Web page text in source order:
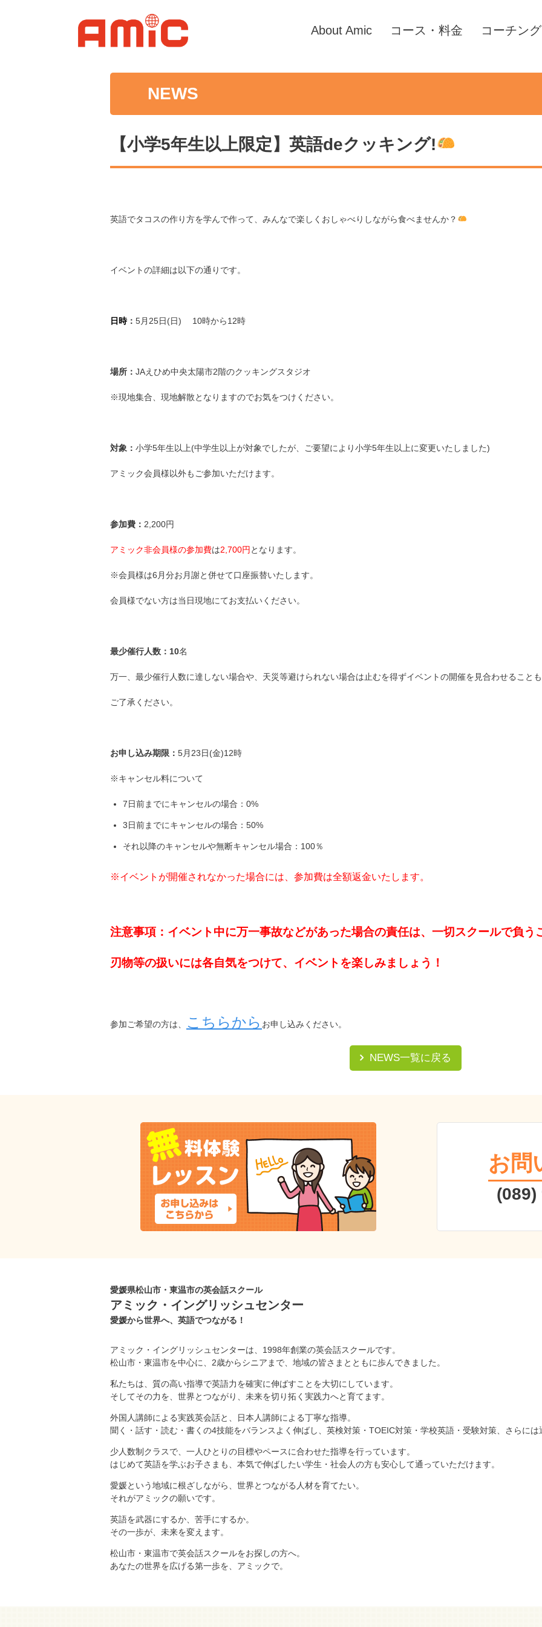
About Amic コース・料金 コーチング
NEWS
【小学5年生以上限定】英語deクッキング!
英語でタコスの作り方を学んで作って、みんなで楽しくおしゃべりしながら食べませんか？
イベントの詳細は以下の通りです。
日時： 5月25日(日) 10時から12時
場所： JAえひめ中央太陽市2階のクッキングスタジオ
※現地集合、現地解散となりますのでお気をつけください。
対象： 小学5年生以上(中学生以上が対象でしたが、ご要望により小学5年生以上に変更いたしました)
アミック会員様以外もご参加いただけます。
参加費： 2,200円
アミック非会員様の参加費は2,700円となります。
※会員様は6月分お月謝と併せて口座振替いたします。
会員様でない方は当日現地にてお支払いください。
最少催行人数：10名
万一、最少催行人数に達しない場合や、天災等避けられない場合は止むを得ずイベントの開催を見合わせることも
ご了承ください。
お申し込み期限： 5月23日(金)12時
※キャンセル料について
7日前までにキャンセルの場合：0%
3日前までにキャンセルの場合：50%
それ以降のキャンセルや無断キャンセル場合：100％
※イベントが開催されなかった場合には、参加費は全額返金いたします。
注意事項：イベント中に万一事故などがあった場合の責任は、一切スクールで負う
刃物等の扱いには各自気をつけて、イベントを楽しみましょう！
参加ご希望の方は、 こちらから お申し込みください。
NEWS一覧に戻る
お問
(089)
愛媛県松山市・東温市の英会話スクール
アミック・イングリッシュセンター
愛媛から世界へ、英語でつながる！
アミック・イングリッシュセンターは、1998年創業の英会話スクールです。
松山市・東温市を中心に、2歳からシニアまで、地域の皆さまとともに歩んできました。
私たちは、質の高い指導で英語力を確実に伸ばすことを大切にしています。
そしてその力を、世界とつながり、未来を切り拓く実践力へと育てます。
外国人講師による実践英会話と、日本人講師による丁寧な指導。
聞く・話す・読む・書くの4技能をバランスよく伸ばし、英検対策・TOEIC対策・学校英語・受験対策、さらには
少人数制クラスで、一人ひとりの目標やペースに合わせた指導を行っています。
はじめて英語を学ぶお子さまも、本気で伸ばしたい学生・社会人の方も安心して通っていただけます。
愛媛という地域に根ざしながら、世界とつながる人材を育てたい。
それがアミックの願いです。
英語を武器にするか、苦手にするか。
その一歩が、未来を変えます。
松山市・東温市で英会話スクールをお探しの方へ。
あなたの世界を広げる第一歩を、アミックで。